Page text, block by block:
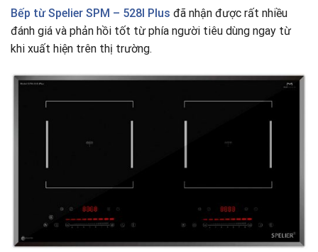
Bếp từ Spelier SPM – 528I Plus đã nhận được rất nhiều
đánh giá và phản hồi tốt từ phía người tiêu dùng ngay từ
khi xuất hiện trên thị trường.